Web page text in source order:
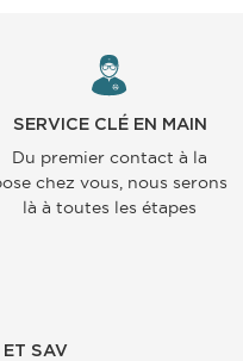
SERVICE CLÉ EN MAIN
Du premier contact à la
chez vous, nous serons
là à toutes les étapes
ET SAV